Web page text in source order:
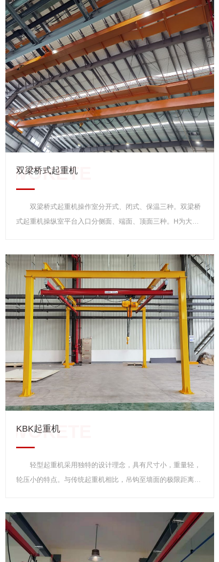
了超载控制器、大屏幕显示器及各种保护装置，进一步增加了
使用过程中的安全性。 简介 1.双梁桥式起重机操作室
分开式、闭式、保温三种。 2.双梁桥式起重机操纵室平台
入口分侧面、端面、顶面三种。 3.H为大车缓冲器增加的
高度。 4.双梁桥式起重机分室内、室内两种。订货时应注
明工作环境的高、低气温及电源种类等技术要求。 5.增加
了超载控制器、大屏幕显示器及各种保护装置，进一步增加了
使用过程中的安全性。 6.双梁桥式起重机一般都采用的空
中操作方式，他与其他的地操起重机有所不同。空操就是在起
重机下面有一个单独的小型的操作室，而地操则是操作人员拿
着遥控操作 。 特点 双梁桥式起重机主要由桥架、大
车运行机构、小车、电器设备等组成。根据使用频繁程度不
量：5～10吨，16/3.2～50/10吨，75/20～100/20吨，100/32
吨 125/30～250/50吨，300/40吨，350/75吨，400/80吨，
升高度：6～22米。
双梁桥式起重机
双梁桥式起重机操作室分开式、闭式、保温三种。双梁桥
式起重机操纵室平台入口分侧面、端面、顶面三种。H为大车
了超载控制器、大屏幕显示器及各种保护装置，进一步增加了
使用过程中的安全性。 简介 1.双梁桥式起重机操作室
分开式、闭式、保温三种。 2.双梁桥式起重机操纵室平台
入口分侧面、端面、顶面三种。 3.H为大车缓冲器增加的
高度。 4.双梁桥式起重机分室内、室内两种。订货时应注
明工作环境的高、低气温及电源种类等技术要求。 5.增加
了超载控制器、大屏幕显示器及各种保护装置，进一步增加了
使用过程中的安全性。 6.双梁桥式起重机一般都采用的空
中操作方式，他与其他的地操起重机有所不同。空操就是在起
重机下面有一个单独的小型的操作室，而地操则是操作人员拿
着遥控操作 。 特点 双梁桥式起重机主要由桥架、大
车运行机构、小车、电器设备等组成。根据使用频繁程度不
量：5～10吨，16/3.2～50/10吨，75/20～100/20吨，100/32
吨 125/30～250/50吨，300/40吨，350/75吨，400/80吨，
升高度：6～22米。
KBK起重机
轻型起重机采用独特的设计理念，具有尺寸小，重量轻，
轮压小的特点。与传统起重机相比，吊钩至墙面的极限距离
房可以设计的更小，功能更齐全。 轻型起重机 轻型起
重机主要指CD1、MD1型系列钢丝绳电动葫芦系在原CD、MD
型基础上的改进型产品。它具有结构紧凑、轻巧、安全可靠、